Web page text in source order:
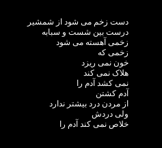
دست زخم می شود از شمشیر
درست بین شست و سبابه
زخمی آهسته می شود
زخمی که
خون نمی ریزد
هلاک نمی کند
نمی کشد آدم را
آدم کشتن
از مردن درد بیشتر ندارد
ولی دردش
خلاص نمی کند آدم را